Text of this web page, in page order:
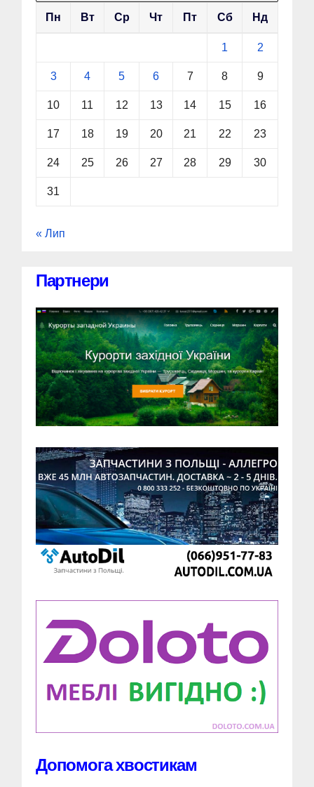
Пн Вт Ср Чт Пт Сб Нд
1 2
3 4 5 6 7 8 9
10 11 12 13 14 15 16
17 18 19 20 21 22 23
24 25 26 27 28 29 30
31
« Лип
Партнери
Допомога хвостикам